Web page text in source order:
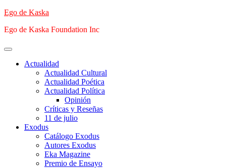
Saltar
contenido
Ego de Kaska
Ego de Kaska Foundation Inc
Menú
principalActualidad
Actualidad Cultural
Actualidad Poética
Actualidad Política
Opinión
Críticas y Reseñas
11 de julio
Exodus
Catálogo Exodus
Autores Exodus
Eka Magazine
Premio de Ensayo